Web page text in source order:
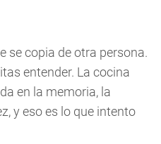
se copia de otra persona.
entender. La cocina
en la memoria, la
y eso es lo que intento